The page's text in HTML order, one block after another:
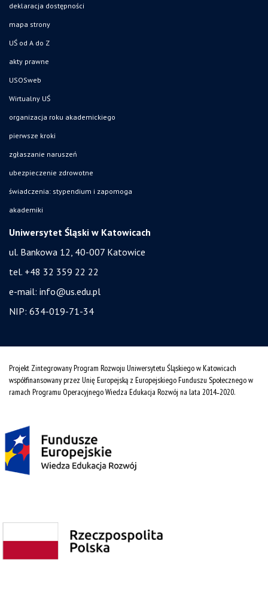
deklaracja dostępności
mapa strony
UŚ od A do Z
akty prawne
USOSweb
Wirtualny UŚ
organizacja roku akademickiego
pierwsze kroki
zgłaszanie naruszeń
ubezpieczenie zdrowotne
świadczenia: stypendium i zapomoga
akademiki
Uniwersytet Śląski w Katowicach
ul. Bankowa 12, 40-007 Katowice
tel. +48 32 359 22 22
e-mail: info@us.edu.pl
NIP: 634-019-71-34
Projekt Zintegrowany Program Rozwoju Uniwersytetu Śląskiego w Katowicach
współfinansowany przez Unię Europejską z Europejskiego Funduszu Społecznego w
ramach Programu Operacyjnego Wiedza Edukacja Rozwój na lata 2014˗2020.